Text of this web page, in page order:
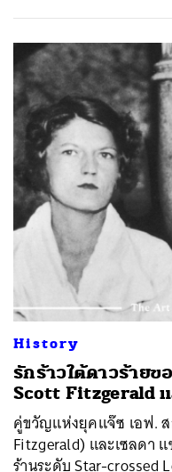
History
รักร้าวใต้ดาวร้าย
Scott Fitzgerald
คู่ขวัญแห่งยุคแจ๊ซ เอฟ.
Fitzgerald) และเซลดา
ร้านระดับ Star-crossed
SHARE